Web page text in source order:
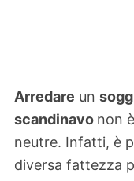
Arredare un
scandinavo non
neutre. Infatti, è
diversa fattezza